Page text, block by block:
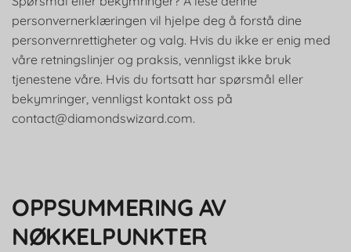
personvernerklæringen vil hjelpe deg å forstå dine
personvernrettigheter og valg. Hvis du ikke er enig med
våre retningslinjer og praksis, vennligst ikke bruk
tjenestene våre. Hvis du fortsatt har spørsmål eller
bekymringer, vennligst kontakt oss på
contact@diamondswizard.com.
OPPSUMMERING AV
NØKKELPUNKTER